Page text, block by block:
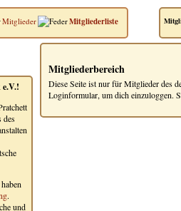
Mitglieder Mitgliederliste
des
.
und
Mitgliederbereich
Diese Seite ist nur für Mitglieder des
Loginformular, um dich einzuloggen.